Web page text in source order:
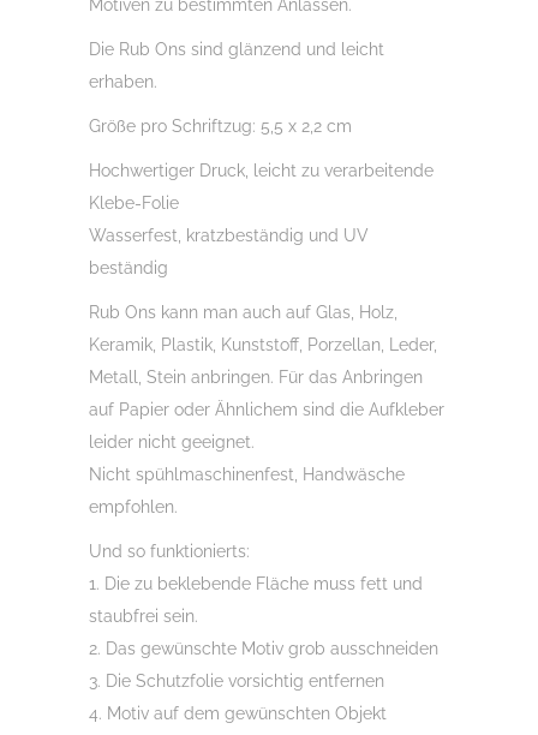
Motiven zu bestimmten Anlässen.
Die Rub Ons sind glänzend und leicht
erhaben.
Größe pro Schriftzug: 5,5 x 2,2 cm
Hochwertiger Druck, leicht zu verarbeitende
Klebe-Folie
Wasserfest, kratzbeständig und UV
beständig
Rub Ons kann man auch auf Glas, Holz,
Keramik, Plastik, Kunststoff, Porzellan, Leder,
Metall, Stein anbringen. Für das Anbringen
auf Papier oder Ähnlichem sind die Aufkleber
leider nicht geeignet.
Nicht spühlmaschinenfest, Handwäsche
empfohlen.
Und so funktionierts:
1. Die zu beklebende Fläche muss fett und
staubfrei sein.
2. Das gewünschte Motiv grob ausschneiden
3. Die Schutzfolie vorsichtig entfernen
4. Motiv auf dem gewünschten Objekt